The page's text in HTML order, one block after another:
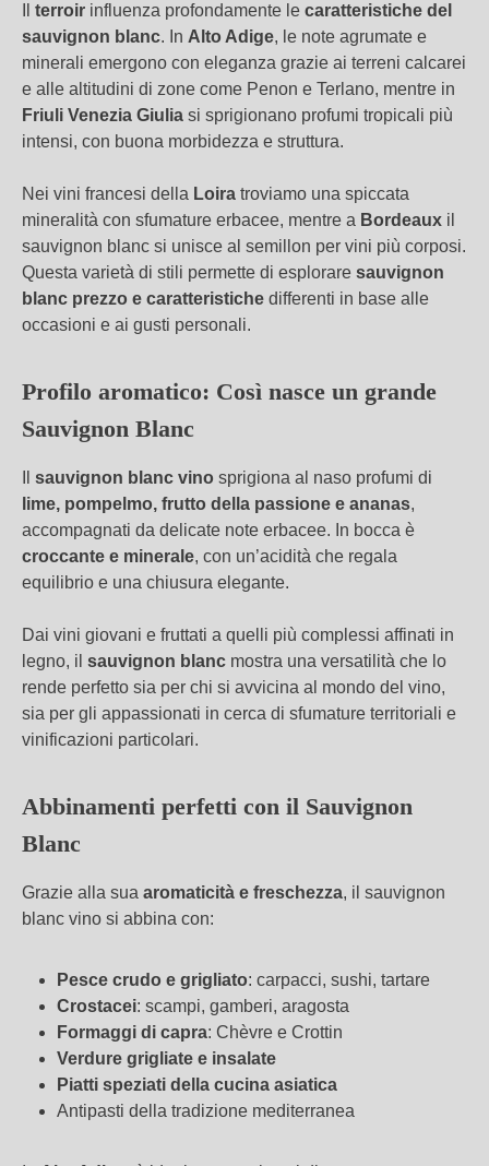
terroir influenza profondamente le caratteristiche del
sauvignon blanc. In Alto Adige, le note agrumate e
minerali emergono con eleganza grazie ai terreni calcarei
e alle altitudini di zone come Penon e Terlano, mentre in
Friuli Venezia Giulia si sprigionano profumi tropicali più
intensi, con buona morbidezza e struttura.
Nei vini francesi della Loira troviamo una spiccata
mineralità con sfumature erbacee, mentre a Bordeaux il
sauvignon blanc si unisce al semillon per vini più corposi.
Questa varietà di stili permette di esplorare sauvignon
blanc prezzo e caratteristiche differenti in base alle
occasioni e ai gusti personali.
Profilo aromatico: Così nasce un grande
Sauvignon Blanc
sauvignon blanc vino sprigiona al naso profumi di
lime, pompelmo, frutto della passione e ananas,
accompagnati da delicate note erbacee. In bocca è
croccante e minerale, con un’acidità che regala
equilibrio e una chiusura elegante.
Dai vini giovani e fruttati a quelli più complessi affinati in
legno, il sauvignon blanc mostra una versatilità che lo
rende perfetto sia per chi si avvicina al mondo del vino,
sia per gli appassionati in cerca di sfumature territoriali e
vinificazioni particolari.
Abbinamenti perfetti con il Sauvignon
Blanc
Grazie alla sua aromaticità e freschezza, il sauvignon
blanc vino si abbina con:
Pesce crudo e grigliato: carpacci, sushi, tartare
Crostacei: scampi, gamberi, aragosta
Formaggi di capra: Chèvre e Crottin
Verdure grigliate e insalate
Piatti speziati della cucina asiatica
Antipasti della tradizione mediterranea